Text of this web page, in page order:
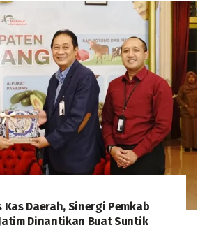
Kas Daerah, Sinergi Pemkab
Dinantikan Buat Suntik